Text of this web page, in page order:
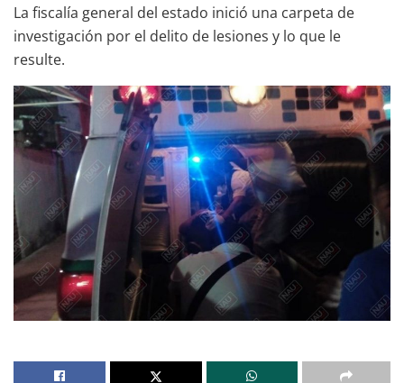
La fiscalía general del estado inició una carpeta de
investigación por el delito de lesiones y lo que le
resulte.